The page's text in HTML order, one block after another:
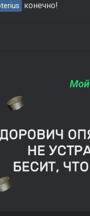
конечно!